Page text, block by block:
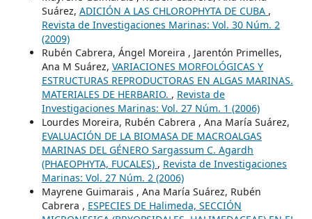
Suárez, ADICIÓN A LAS CHLOROPHYTA DE CUBA ,
Revista de Investigaciones Marinas: Vol. 30 Núm. 2
(2009)
Rubén Cabrera, Ángel Moreira , Jarentón Primelles,
Ana M Suárez, VARIACIONES MORFOLÓGICAS Y
ESTRUCTURAS REPRODUCTORAS EN ALGAS MARINAS.
MATERIALES DE HERBARIO. , Revista de
Investigaciones Marinas: Vol. 27 Núm. 1 (2006)
Lourdes Moreira, Rubén Cabrera , Ana María Suárez,
EVALUACIÓN DE LA BIOMASA DE MACROALGAS
MARINAS DEL GÉNERO Sargassum C. Agardh
(PHAEOPHYTA, FUCALES) , Revista de Investigaciones
Marinas: Vol. 27 Núm. 2 (2006)
Mayrene Guimarais , Ana María Suárez, Rubén
Cabrera , ESPECIES DE Halimeda, SECCIÓN